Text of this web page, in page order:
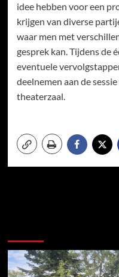
idee hebben voor een
krijgen van diverse
waar men met
gesprek kan. Tijdens de
eventuele
deelnemen aan de
theaterzaal.